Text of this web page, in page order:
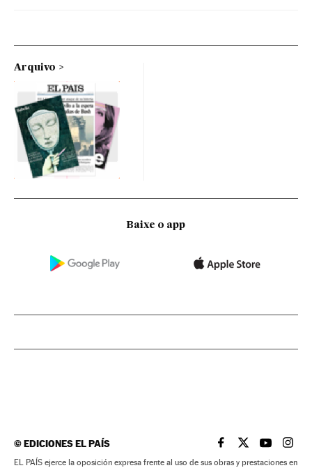
Arquivo
Baixe o app
©EDICIONES EL PAÍS EL PAÍS BRASIL EN
EL PAÍSEL PAÍS
EL
EL PAÍS ejerce la oposición expresa frente al uso de sus obras y prestaciones en